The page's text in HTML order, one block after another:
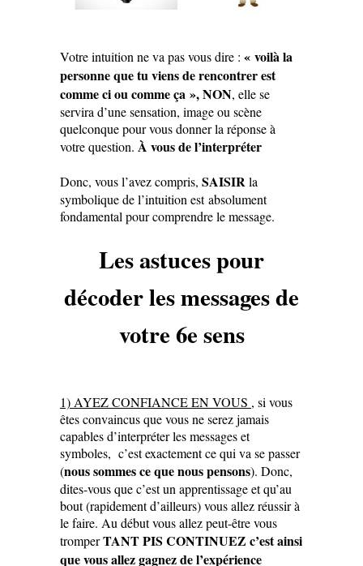
Votre intuition ne va pas vous dire : « voilà la
personne que tu viens de rencontrer est
comme ci ou comme ça »,NON, elle se
servira d’une sensation, image ou scène
quelconque pour vous donner la réponse à
votre question. À vous de l’interpréter
Donc, vous l’avez compris, SAISIRla
symbolique de l’intuition est absolument
fondamental pour comprendre le message.
Les astuces pour
décoder les messages de
votre 6e sens
1) AYEZ CONFIANCE EN VOUS , si vous
êtes convaincus que vous ne serez jamais
capables d’interpréter les messages et
symboles, c’est exactement ce qui va se passer
(nous sommes ce que nous pensons). Donc,
dites-vous que c’est un apprentissage et qu’au
bout (rapidement d’ailleurs) vous allez réussir à
le faire. Au début vous allez peut-être vous
tromperTANT PIS CONTINUEZ c’est ainsi
que vous allez gagnez de l’expérience